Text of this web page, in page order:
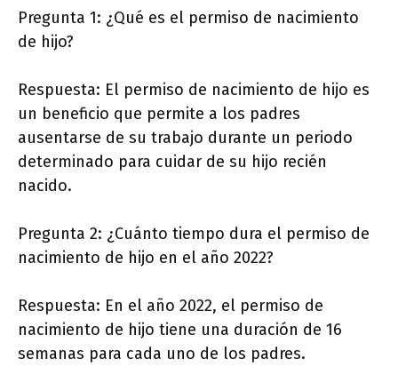
Pregunta 1: ¿Qué es el permiso de nacimiento
de hijo?
Respuesta: El permiso de nacimiento de hijo es
un beneficio que permite a los padres
ausentarse de su trabajo durante un periodo
determinado para cuidar de su hijo recién
nacido.
Pregunta 2: ¿Cuánto tiempo dura el permiso de
nacimiento de hijo en el año 2022?
Respuesta: En el año 2022, el permiso de
nacimiento de hijo tiene una duración de 16
semanas para cada uno de los padres.